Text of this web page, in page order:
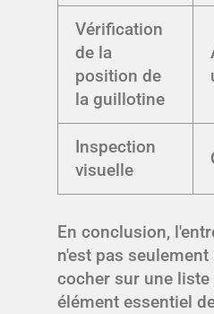
Vérification
de la
position de
la guillotine
Inspection
visuelle
En conclusion,
n'est pas seulement
cocher sur une liste
élément essentiel